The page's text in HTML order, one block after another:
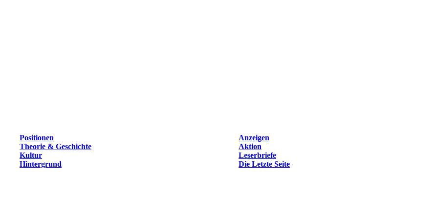
Positionen
Anzeigen
Theorie & Geschichte
Aktion
Kultur
Leserbriefe
Hintergrund Die Letzte Seite